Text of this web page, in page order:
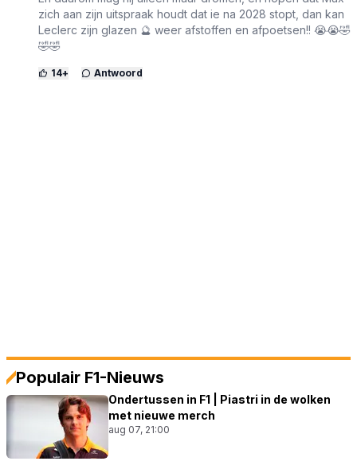
zich aan zijn uitspraak houdt dat ie na 2028 stopt, dan kan
Leclerc zijn glazen 🔮 weer afstoffen en afpoetsen!! 😭😭🤣
🤣🤣
14+ Antwoord
Populair F1-Nieuws
Ondertussen in F1 | Piastri in de wolken
met nieuwe merch
aug 07, 21:00